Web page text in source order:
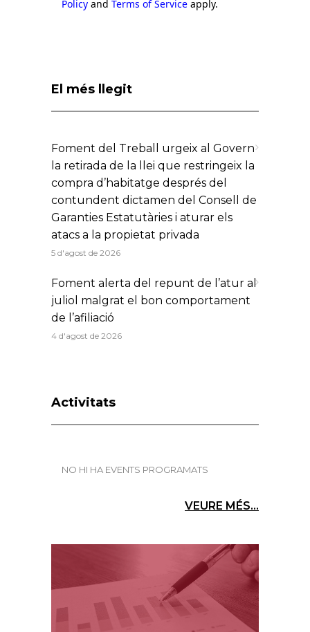
Policy and Terms of Service apply.
El més llegit
Foment del Treball urgeix al Govern
la retirada de la llei que restringeix la
compra d’habitatge després del
contundent dictamen del Consell de
Garanties Estatutàries i aturar els
atacs a la propietat privada
5 d'agost de 2026
Foment alerta del repunt de l’atur al
juliol malgrat el bon comportament
de l’afiliació
4 d'agost de 2026
Activitats
NO HI HA EVENTS PROGRAMATS
VEURE MÉS...